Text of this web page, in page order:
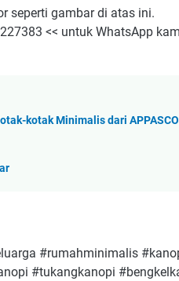
seperti gambar di atas ini.
<< untuk WhatsApp
kotak Minimalis dari APPASCO
#rumahminimalis
#tukangkanopi